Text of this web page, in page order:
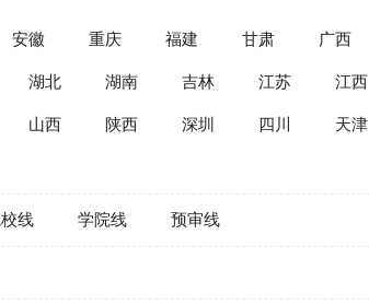
安徽 重庆 福建 甘肃 广西
湖北 湖南 吉林 江苏 江西
山西 陕西 深圳 四川 天津
线 学院线 预审线